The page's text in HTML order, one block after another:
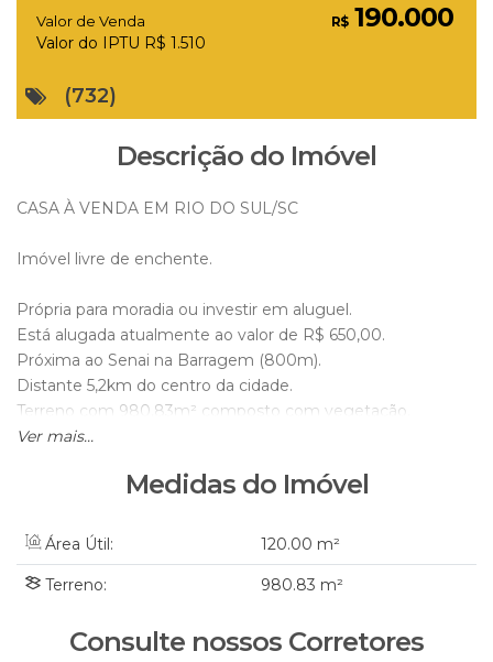
R$190.000
Valor de Venda
Valor do IPTU R$ 1.510
(732)
Descrição do Imóvel
CASA À VENDA EM RIO DO SUL/SC
Imóvel livre de enchente.
Própria para moradia ou investir em aluguel.
Está alugada atualmente ao valor de R$ 650,00.
Próxima ao Senai na Barragem (800m).
Distante 5,2km do centro da cidade.
Terreno com 980,83m² composto com vegetação.
- 1 banheiro;
- 2 salas;
- Cozinha;
- Garagem com churrasqueira.
Ver mais...
Medidas do Imóvel
Área Útil: 120.00 m²
Terreno: 980.83 m²
Consulte nossos Corretores